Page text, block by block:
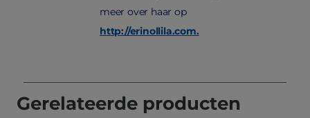
meer over haar op
http://erinollila.com.
Gerelateerde producten